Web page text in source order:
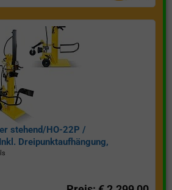
stehend/HO-22P /
Dreipunktaufhängung,